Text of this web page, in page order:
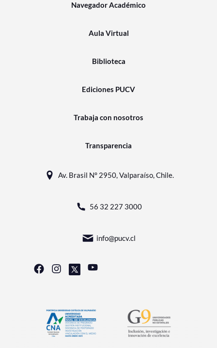
Navegador Académico
Aula Virtual
Biblioteca
Ediciones PUCV
Trabaja con nosotros
Transparencia
Av. Brasil N° 2950, Valparaíso, Chile.
56 32 227 3000
info@pucv.cl